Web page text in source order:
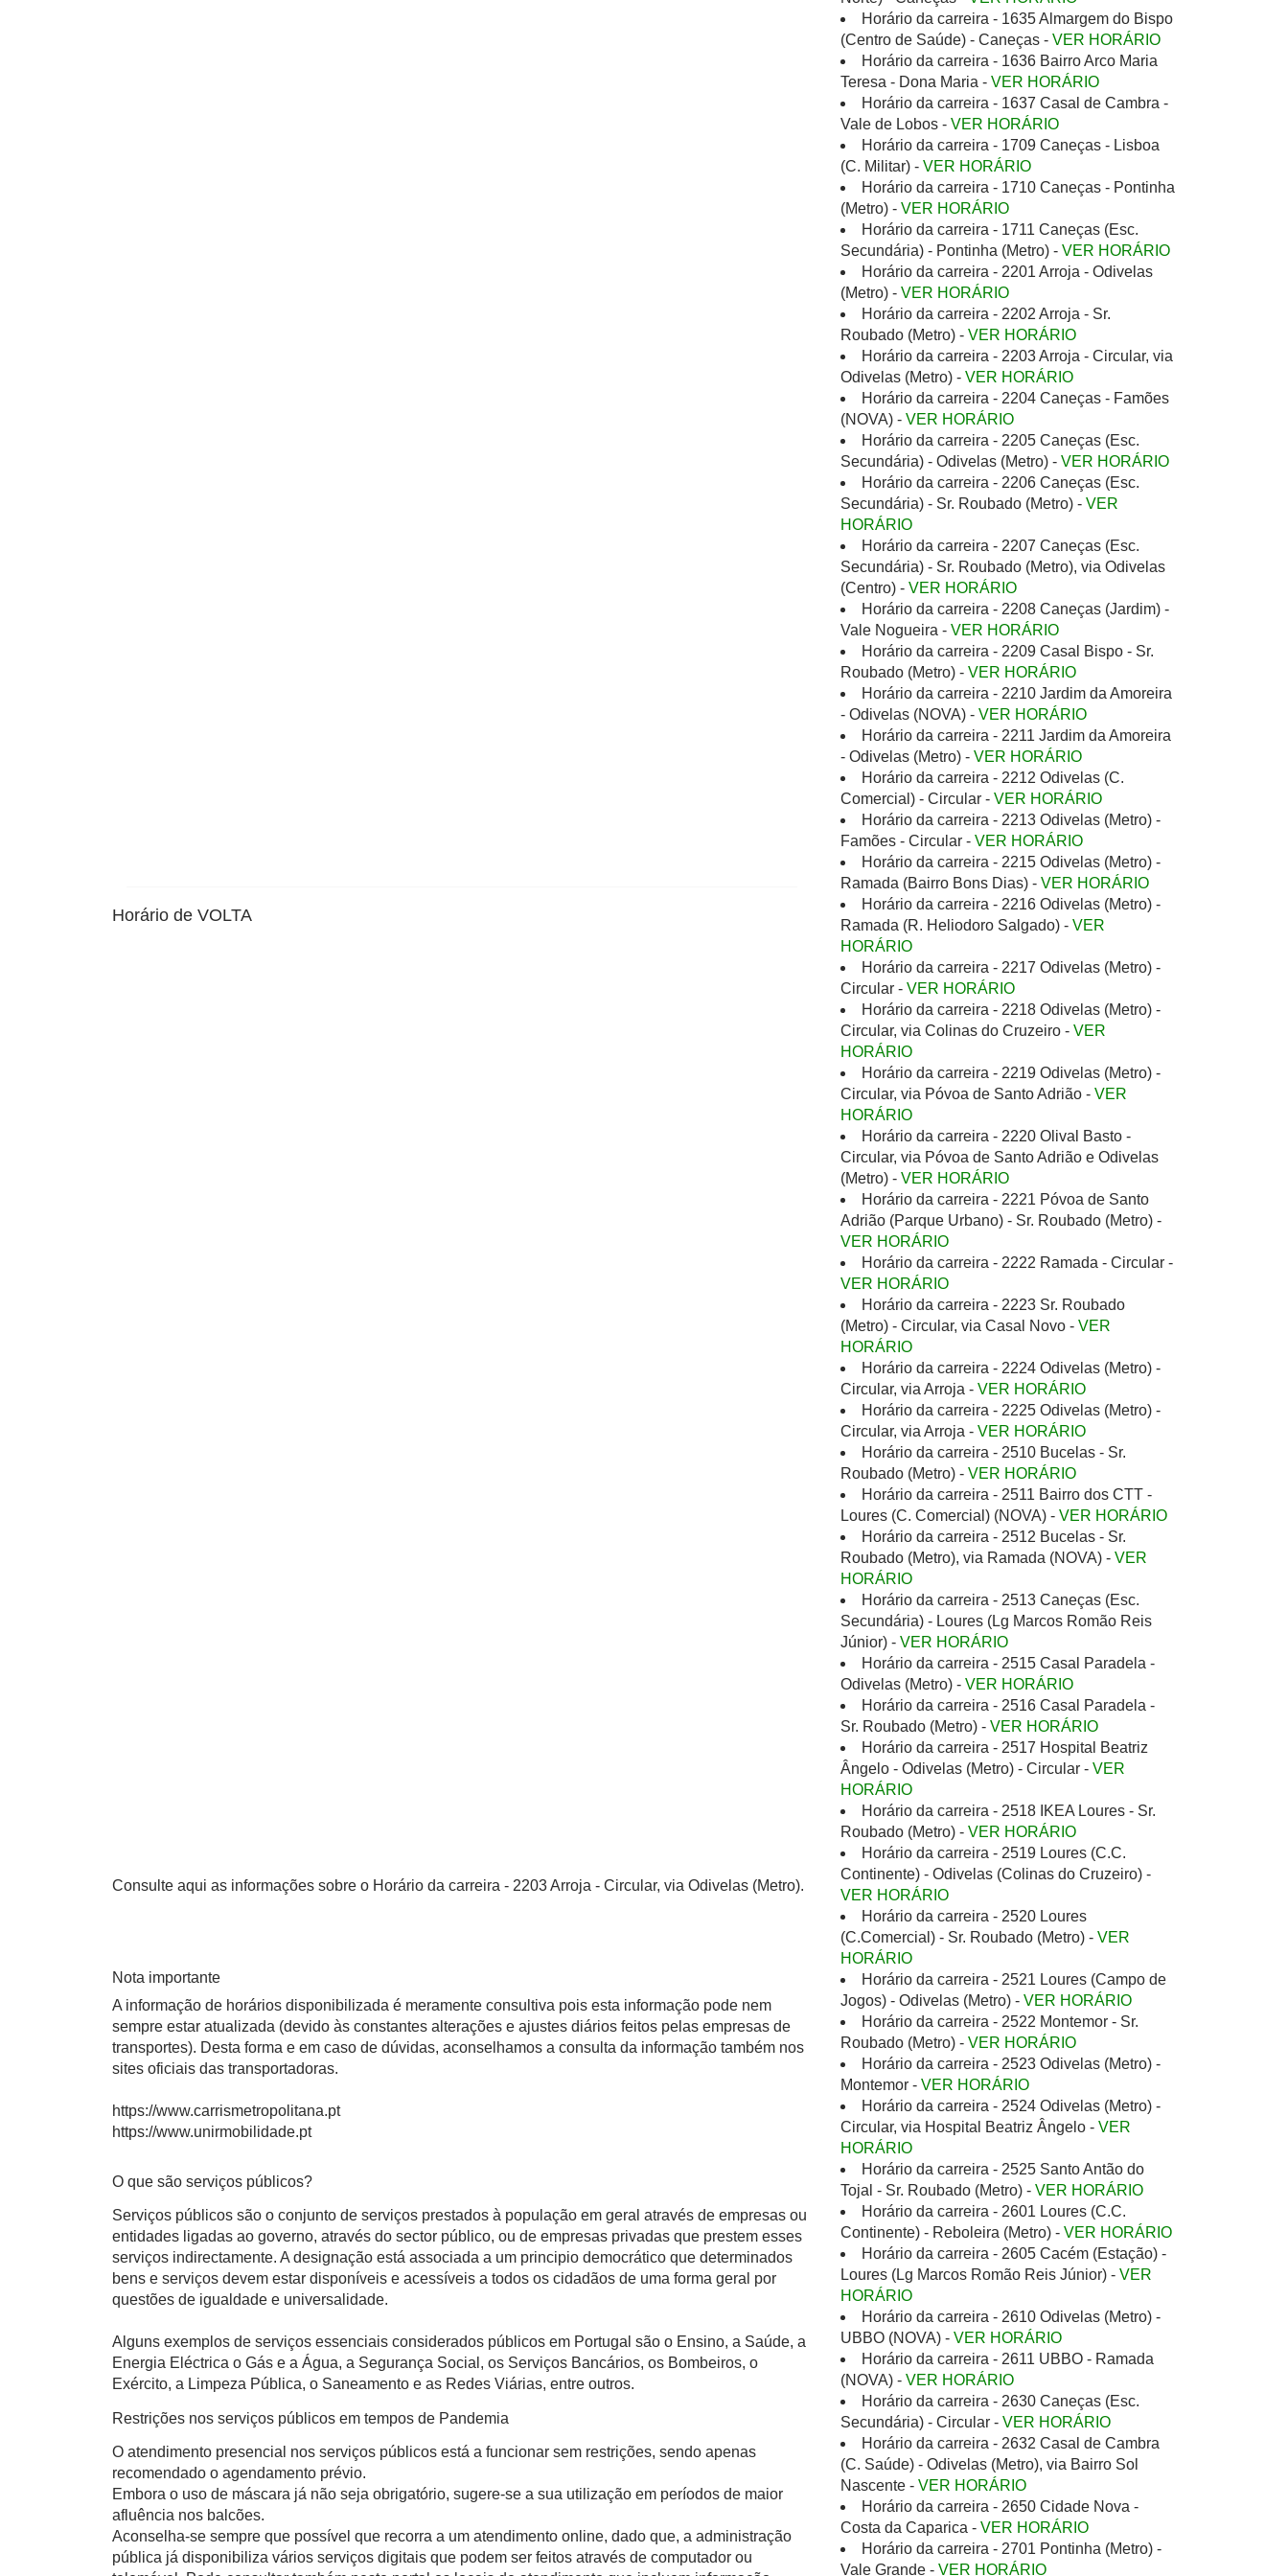
Horário de VOLTA
Consulte aqui as informações sobre o Horário da carreira - 2203 Arroja - Circular, via Odivelas (Metro).
Nota importante
A informação de horários disponibilizada é meramente consultiva pois esta informação pode nem
sempre estar atualizada (devido às constantes alterações e ajustes diários feitos pelas empresas de
transportes). Desta forma e em caso de dúvidas, aconselhamos a consulta da informação também nos
sites oficiais das transportadoras.
https://www.carrismetropolitana.pt
https://www.unirmobilidade.pt
O que são serviços públicos?
Serviços públicos são o conjunto de serviços prestados à população em geral através de empresas ou
entidades ligadas ao governo, através do sector público, ou de empresas privadas que prestem esses
serviços indirectamente. A designação está associada a um principio democrático que determinados
bens e serviços devem estar disponíveis e acessíveis a todos os cidadãos de uma forma geral por
questões de igualdade e universalidade.
Alguns exemplos de serviços essenciais considerados públicos em Portugal são o Ensino, a Saúde, a
Energia Eléctrica o Gás e a Água, a Segurança Social, os Serviços Bancários, os Bombeiros, o
Exército, a Limpeza Pública, o Saneamento e as Redes Viárias, entre outros.
Restrições nos serviços públicos em tempos de Pandemia
O atendimento presencial nos serviços públicos está a funcionar sem restrições, sendo apenas
recomendado o agendamento prévio.
Embora o uso de máscara já não seja obrigatório, sugere-se a sua utilização em períodos de maior
afluência nos balcões.
Aconselha-se sempre que possível que recorra a um atendimento online, dado que, a administração
pública já disponibiliza vários serviços digitais que podem ser feitos através de computador ou
Horário da carreira - 1635 Almargem do Bispo
(Centro de Saúde) - Caneças - VER HORÁRIO
Horário da carreira - 1636 Bairro Arco Maria
Teresa - Dona Maria - VER HORÁRIO
Horário da carreira - 1637 Casal de Cambra -
Vale de Lobos - VER HORÁRIO
Horário da carreira - 1709 Caneças - Lisboa
(C. Militar) - VER HORÁRIO
Horário da carreira - 1710 Caneças - Pontinha
(Metro) - VER HORÁRIO
Horário da carreira - 1711 Caneças (Esc.
Secundária) - Pontinha (Metro) - VER HORÁRIO
Horário da carreira - 2201 Arroja - Odivelas
(Metro) - VER HORÁRIO
Horário da carreira - 2202 Arroja - Sr.
Roubado (Metro) - VER HORÁRIO
Horário da carreira - 2203 Arroja - Circular, via
Odivelas (Metro) - VER HORÁRIO
Horário da carreira - 2204 Caneças - Famões
(NOVA) - VER HORÁRIO
Horário da carreira - 2205 Caneças (Esc.
Secundária) - Odivelas (Metro) - VER HORÁRIO
Horário da carreira - 2206 Caneças (Esc.
Secundária) - Sr. Roubado (Metro) - VER
HORÁRIO
Horário da carreira - 2207 Caneças (Esc.
Secundária) - Sr. Roubado (Metro), via Odivelas
(Centro) - VER HORÁRIO
Horário da carreira - 2208 Caneças (Jardim) -
Vale Nogueira - VER HORÁRIO
Horário da carreira - 2209 Casal Bispo - Sr.
Roubado (Metro) - VER HORÁRIO
Horário da carreira - 2210 Jardim da Amoreira
- Odivelas (NOVA) - VER HORÁRIO
Horário da carreira - 2211 Jardim da Amoreira
- Odivelas (Metro) - VER HORÁRIO
Horário da carreira - 2212 Odivelas (C.
Comercial) - Circular - VER HORÁRIO
Horário da carreira - 2213 Odivelas (Metro) -
Famões - Circular - VER HORÁRIO
Horário da carreira - 2215 Odivelas (Metro) -
Ramada (Bairro Bons Dias) - VER HORÁRIO
Horário da carreira - 2216 Odivelas (Metro) -
Ramada (R. Heliodoro Salgado) - VER
HORÁRIO
Horário da carreira - 2217 Odivelas (Metro) -
Circular - VER HORÁRIO
Horário da carreira - 2218 Odivelas (Metro) -
Circular, via Colinas do Cruzeiro - VER
HORÁRIO
Horário da carreira - 2219 Odivelas (Metro) -
Circular, via Póvoa de Santo Adrião - VER
HORÁRIO
Horário da carreira - 2220 Olival Basto -
Circular, via Póvoa de Santo Adrião e Odivelas
(Metro) - VER HORÁRIO
Horário da carreira - 2221 Póvoa de Santo
Adrião (Parque Urbano) - Sr. Roubado (Metro) -
VER HORÁRIO
Horário da carreira - 2222 Ramada - Circular -
VER HORÁRIO
Horário da carreira - 2223 Sr. Roubado
(Metro) - Circular, via Casal Novo - VER
HORÁRIO
Horário da carreira - 2224 Odivelas (Metro) -
Circular, via Arroja - VER HORÁRIO
Horário da carreira - 2225 Odivelas (Metro) -
Circular, via Arroja - VER HORÁRIO
Horário da carreira - 2510 Bucelas - Sr.
Roubado (Metro) - VER HORÁRIO
Horário da carreira - 2511 Bairro dos CTT -
Loures (C. Comercial) (NOVA) - VER HORÁRIO
Horário da carreira - 2512 Bucelas - Sr.
Roubado (Metro), via Ramada (NOVA) - VER
HORÁRIO
Horário da carreira - 2513 Caneças (Esc.
Secundária) - Loures (Lg Marcos Romão Reis
Júnior) - VER HORÁRIO
Horário da carreira - 2515 Casal Paradela -
Odivelas (Metro) - VER HORÁRIO
Horário da carreira - 2516 Casal Paradela -
Sr. Roubado (Metro) - VER HORÁRIO
Horário da carreira - 2517 Hospital Beatriz
Ângelo - Odivelas (Metro) - Circular - VER
HORÁRIO
Horário da carreira - 2518 IKEA Loures - Sr.
Roubado (Metro) - VER HORÁRIO
Horário da carreira - 2519 Loures (C.C.
Continente) - Odivelas (Colinas do Cruzeiro) -
VER HORÁRIO
Horário da carreira - 2520 Loures
(C.Comercial) - Sr. Roubado (Metro) - VER
HORÁRIO
Horário da carreira - 2521 Loures (Campo de
Jogos) - Odivelas (Metro) - VER HORÁRIO
Horário da carreira - 2522 Montemor - Sr.
Roubado (Metro) - VER HORÁRIO
Horário da carreira - 2523 Odivelas (Metro) -
Montemor - VER HORÁRIO
Horário da carreira - 2524 Odivelas (Metro) -
Circular, via Hospital Beatriz Ângelo - VER
HORÁRIO
Horário da carreira - 2525 Santo Antão do
Tojal - Sr. Roubado (Metro) - VER HORÁRIO
Horário da carreira - 2601 Loures (C.C.
Continente) - Reboleira (Metro) - VER HORÁRIO
Horário da carreira - 2605 Cacém (Estação) -
Loures (Lg Marcos Romão Reis Júnior) - VER
HORÁRIO
Horário da carreira - 2610 Odivelas (Metro) -
UBBO (NOVA) - VER HORÁRIO
Horário da carreira - 2611 UBBO - Ramada
(NOVA) - VER HORÁRIO
Horário da carreira - 2630 Caneças (Esc.
Secundária) - Circular - VER HORÁRIO
Horário da carreira - 2632 Casal de Cambra
(C. Saúde) - Odivelas (Metro), via Bairro Sol
Nascente - VER HORÁRIO
Horário da carreira - 2650 Cidade Nova -
Costa da Caparica - VER HORÁRIO
Horário da carreira - 2701 Pontinha (Metro) -
Vale Grande - VER HORÁRIO